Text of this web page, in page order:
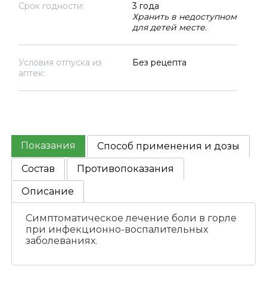
Срок годности:
3 года
Хранить в недоступном
для детей месте.
Условия отпуска из
аптек:
Без рецепта
Показания
Способ применения и дозы
Состав
Противопоказания
Описание
Симптоматическое лечение боли в горле
при инфекционно-воспалительных
заболеваниях.